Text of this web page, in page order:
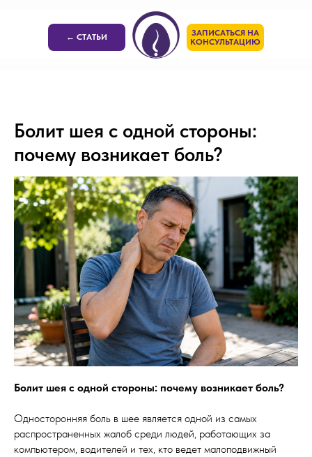
← СТАТЬИ
ЗАПИСАТЬСЯ НА
КОНСУЛЬТАЦИЮ
Болит шея с одной стороны:
почему возникает боль?
Болит шея с одной стороны: почему возникает боль?
Односторонняя боль в шее является одной из самых
распространенных жалоб среди людей, работающих за
компьютером, водителей и тех, кто ведет малоподвижный